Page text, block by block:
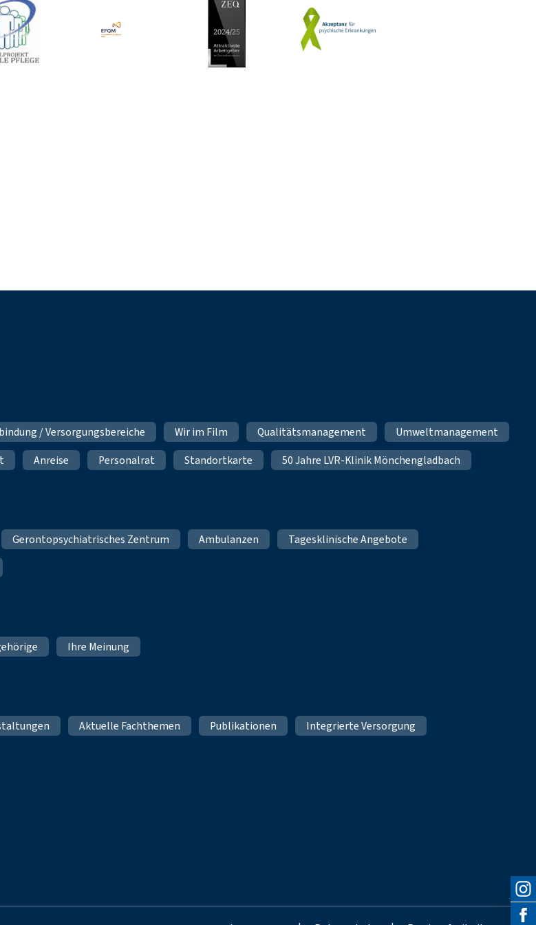
/ Versorgungsbereiche Wir im Film Qualitätsmanagement
Umweltmanagement
Anreise Personalrat Standortkarte 50 Jahre LVR-Klinik Mönchengladbach
Gerontopsychiatrisches Zentrum Ambulanzen
Tagesklinische Angebote
Ihre Meinung
Aktuelle Fachthemen Publikationen Integrierte Versorgung